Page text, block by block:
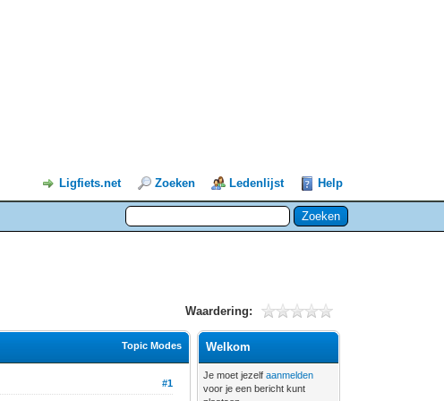
Ligfiets.net Zoeken Ledenlijst Help
Waardering:
Topic Modes
#1
Welkom
Je moet jezelfaanmelden
voor je een bericht kunt